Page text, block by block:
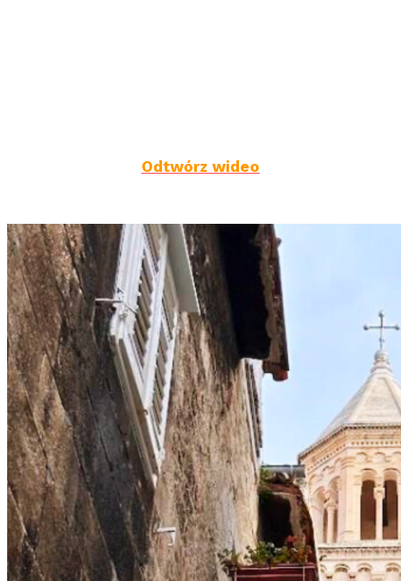
Odtwórz wideo